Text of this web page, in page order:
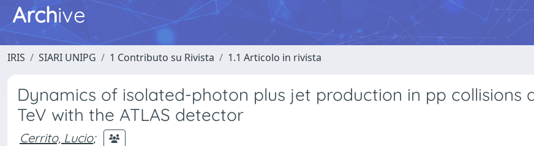
Archive
IRIS SIARI UNIPG 1 Contributo su Rivista 1.1 Articolo in rivista
Dynamics of isolated-photon plus jet production in pp collisions
TeV with the ATLAS detector
Cerrito, Lucio;